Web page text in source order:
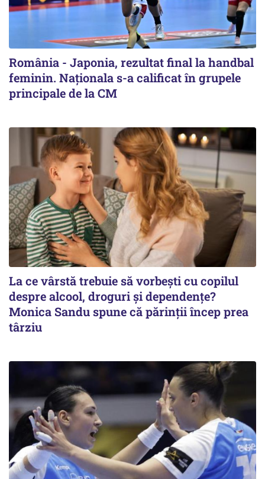
România - Japonia, rezultat final la handbal
feminin. Naționala s-a calificat în grupele
principale de la CM
La ce vârstă trebuie să vorbești cu copilul
despre alcool, droguri și dependențe?
Monica Sandu spune că părinții încep prea
târziu